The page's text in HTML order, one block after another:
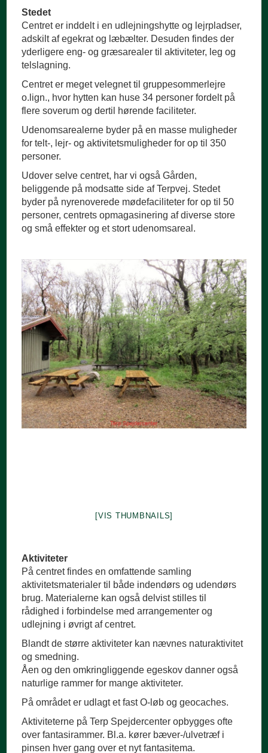
Stedet
Centret er inddelt i en udlejningshytte og lejrpladser,
adskilt af egekrat og læbælter. Desuden findes der
yderligere eng- og græsarealer til aktiviteter, leg og
telslagning.
Centret er meget velegnet til gruppesommerlejre
o.lign., hvor hytten kan huse 34 personer fordelt på
flere soverum og dertil hørende faciliteter.
Udenomsarealerne byder på en masse muligheder
for telt-, lejr- og aktivitetsmuligheder for op til 350
personer.
Udover selve centret, har vi også Gården,
beliggende på modsatte side af Terpvej. Stedet
byder på nyrenoverede mødefaciliteter for op til 50
personer, centrets opmagasinering af diverse store
og små effekter og et stort udenomsareal.
[VIS THUMBNAILS]
Aktiviteter
På centret findes en omfattende samling
aktivitetsmaterialer til både indendørs og udendørs
brug. Materialerne kan også delvist stilles til
rådighed i forbindelse med arrangementer og
udlejning i øvrigt af centret.
Blandt de større aktiviteter kan nævnes naturaktivitet
og smedning.
Åen og den omkringliggende egeskov danner også
naturlige rammer for mange aktiviteter.
På området er udlagt et fast O-løb og geocaches.
Aktiviteterne på Terp Spejdercenter opbygges ofte
over fantasirammer. Bl.a. kører bæver-/ulvetræf i
pinsen hver gang over et nyt fantasitema.